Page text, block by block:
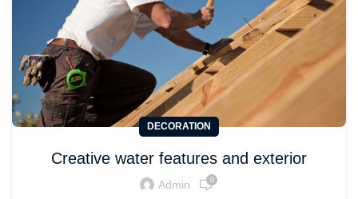
DECORATION
Creative water features and exterior
Admin 0